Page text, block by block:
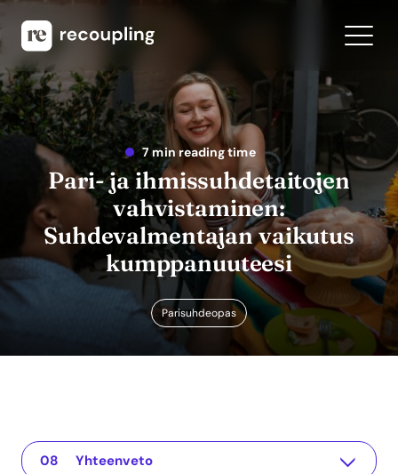
7 min reading time
Pari- ja ihmissuhdetaitojen
vahvistaminen:
Suhdevalmentajan vaikutus
kumppanuuteesi
Parisuhdeopas
Mitkä ovat suhdevalmentajat?
The app for your relationship
Suhdevalmennuksen merkitys
Innovatiiviset lähestymistavat: Recoupling-sovellus
Käytännön esimerkkejä suhteiden valmennuksesta
Suhdevalmennuksen ROI
Usein kysytyt kysymykset
Yhteenveto